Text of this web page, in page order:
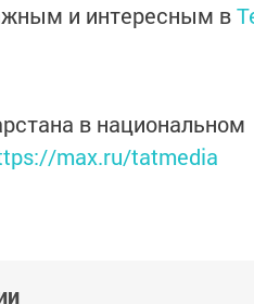
и интересным в
в национальном
max.ru/tatmedia